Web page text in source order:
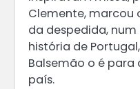
Clemente, marcou
da despedida,
história de
Balsemão o é
país.